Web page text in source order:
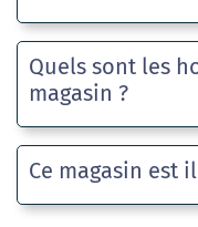
Quels sont les
magasin ?
Ce magasin est